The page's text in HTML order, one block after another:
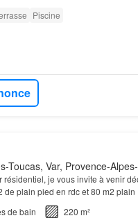
Piscine
Toucas, Var, Provence-
résidentiel, je vous invite à venir
de plain pied en rdc et 80 m2 plain
de prés de 60 m2 do…
de bain
220 m²